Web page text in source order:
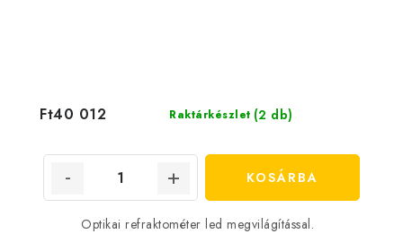
Raktárkészlet (2 db)
Ft40 012
KOSÁRBA
Optikai refraktométer led megvilágítással.